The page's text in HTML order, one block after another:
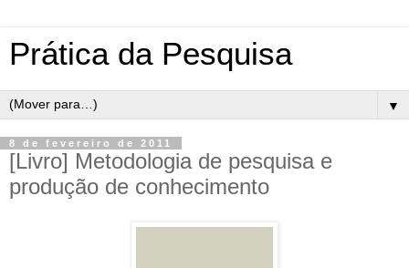
Prática da Pesquisa
▼
8 de fevereiro de 2011
[Livro] Metodologia de pesquisa e
produção de conhecimento